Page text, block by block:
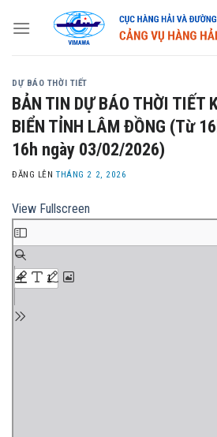
DỰ BÁO THỜI TIẾT
BẢN TIN DỰ BÁO THỜI TIẾT
BIỂN TỈNH LÂM ĐỒNG (Từ
16h ngày 03/02/2026)
ĐĂNG LÊNTHÁNG 2 2, 2026
View Fullscreen